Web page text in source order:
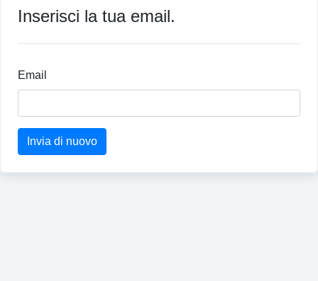
Inserisci la tua email.
Email
Invia di nuovo